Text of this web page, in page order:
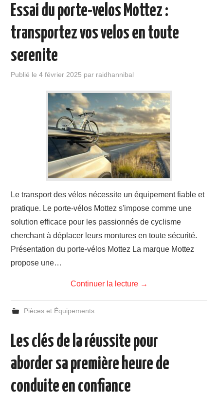
Essai du porte-velos Mottez :
transportez vos velos en toute
serenite
Publié le4 février 2025 par raidhannibal
Le transport des vélos nécessite un équipement fiable et
pratique. Le porte-vélos Mottez s'impose comme une
solution efficace pour les passionnés de cyclisme
cherchant à déplacer leurs montures en toute sécurité.
Présentation du porte-vélos Mottez La marque Mottez
propose une…
Continuer la lecture →
Pièces et Équipements
Les clés de la réussite pour
aborder sa première heure de
conduite en confiance